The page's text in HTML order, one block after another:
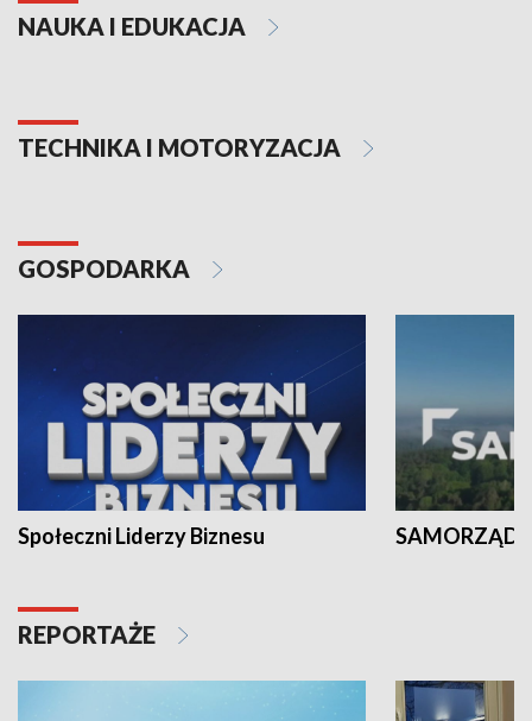
NAUKA I EDUKACJA
TECHNIKA I MOTORYZACJA
GOSPODARKA
Społeczni Liderzy Biznesu SAMORZĄD
REPORTAŻE